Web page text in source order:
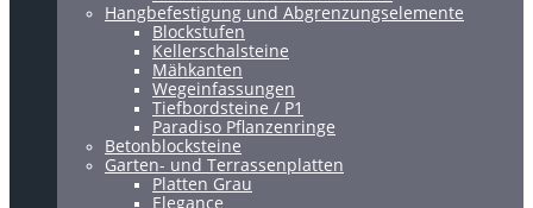
Hangbefestigung und Abgrenzungselemente
Blockstufen
Kellerschalsteine
Mähkanten
Wegeinfassungen
Tiefbordsteine / P1
Paradiso Pflanzenringe
Betonblocksteine
Garten- und Terrassenplatten
Platten Grau
Elegance